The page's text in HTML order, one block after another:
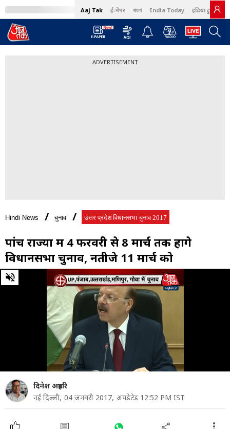
Aaj Tak ई-पेपर বাংলা India Today इंडिया टुडे हिंदी
ADVERTISEMENT
Hindi News चुनाव उत्तर प्रदेश विधानसभा चुनाव 2017
पांच राज्यों में 4 फरवरी से 8 मार्च तक होंगे
विधानसभा चुनाव, नतीजे 11 मार्च को
0
of
दिनेश अग्रहरि
नई दिल्ली, 04 जनवरी 2017, अपडेटेड 12:52 PM IST